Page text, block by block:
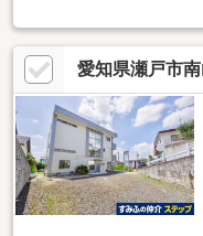
張旭・瀬戸専門店】●LIXIL
域情報盛りだくさん！ 名
相談もOK●キッズスペー
ホームページには常時300
数！ 資金計画もお任せ
ゃんとご説明！ ハザード
愛知県瀬戸市